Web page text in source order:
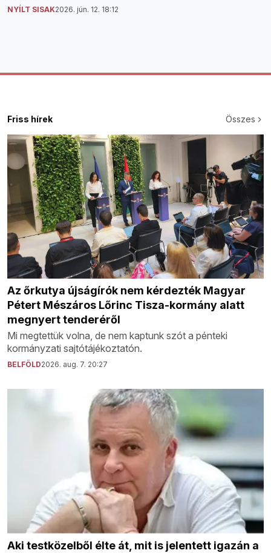
NYÍLT SISAK2026. jún. 12. 18:12
Friss hírek Összes
Az őrkutya újságírók nem kérdezték Magyar
Pétert Mészáros Lőrinc Tisza-kormány alatt
megnyert tenderéről
Mi megtettük volna, de nem kaptunk szót a pénteki
kormányzati sajtótájékoztatón.
BELFÖLD2026. aug. 7. 20:27
Aki testközelből élte át, mit is jelentett igazán a